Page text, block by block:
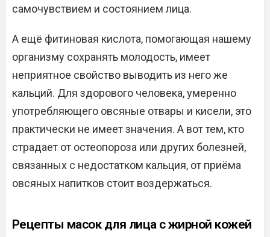
самочувствием и состоянием лица.
А ещё фитиновая кислота, помогающая нашему
организму сохранять молодость, имеет
неприятное свойство выводить из него же
кальций. Для здорового человека, умеренно
употребляющего овсяные отвары и кисели, это
практически не имеет значения. А вот тем, кто
страдает от остеопороза или других болезней,
связанных с недостатком кальция, от приёма
овсяных напитков стоит воздержаться.
Рецепты масок для лица с жирной кожей